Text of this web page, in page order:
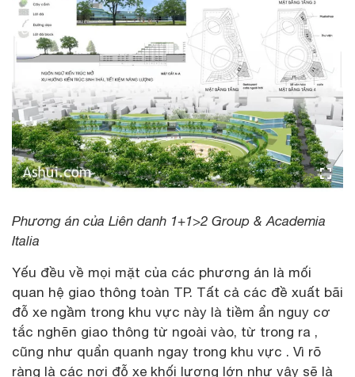
Phương án của Liên danh 1+1>2 Group & Academia
Italia
Yếu đều về mọi mặt của các phương án là mối
quan hệ giao thông toàn TP. Tất cả các đề xuất bãi
đỗ xe ngầm trong khu vực này là tiềm ẩn nguy cơ
tắc nghẽn giao thông từ ngoài vào, từ trong ra ,
cũng như quẩn quanh ngay trong khu vực . Vì rõ
ràng là các nơi đỗ xe khối lượng lớn như vậy sẽ là